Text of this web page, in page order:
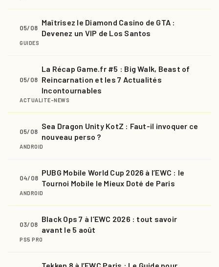
05/08
Maîtrisez le Diamond Casino de GTA :
Devenez un VIP de Los Santos
GUIDES
05/08
La Récap Game.fr #5 : Big Walk, Beast of
Reincarnation et les 7 Actualités
Incontournables
ACTUALITE-NEWS
05/08
Sea Dragon Unity KotZ : Faut-il invoquer ce
nouveau perso ?
ANDROID
04/08
PUBG Mobile World Cup 2026 à l’EWC : le
Tournoi Mobile le Mieux Doté de Paris
ANDROID
03/08
Black Ops 7 à l’EWC 2026 : tout savoir
avant le 5 août
PS5 PRO